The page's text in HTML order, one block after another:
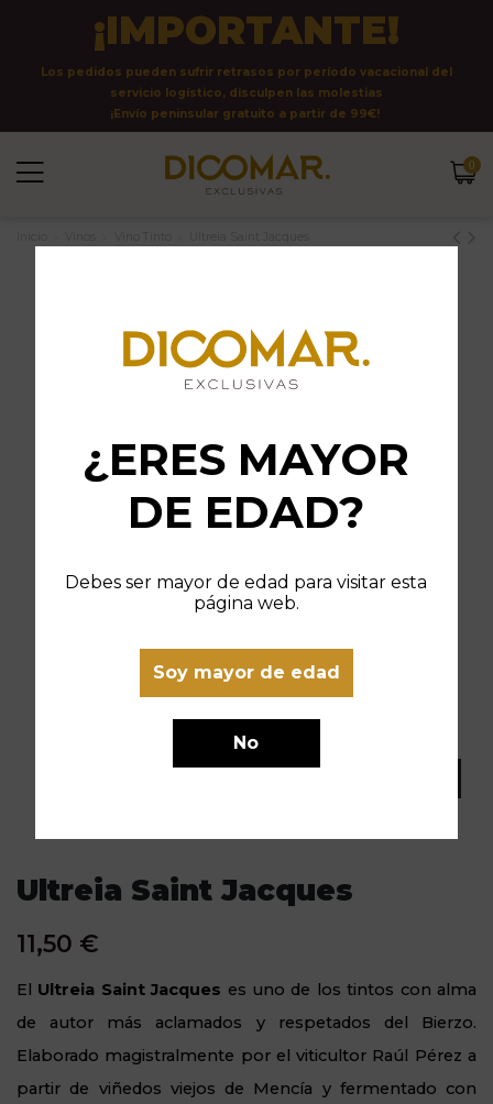
¿ERES MAYOR
DE EDAD?
Debes ser mayor de edad para visitar esta
página web.
Soy mayor de edad
No
¡IMPORTANTE!
Los pedidos pueden sufrir retrasos por período vacacional del
servicio logístico, disculpen las molestias
¡Envío peninsular gratuito a partir de 99€!
0
Ultreia Saint Jacques
11,50 €
El Ultreia Saint Jacques es uno de los tintos con alma
de autor más aclamados y respetados del Bierzo.
Elaborado magistralmente por el viticultor Raúl Pérez a
partir de viñedos viejos de Mencía y fermentado con